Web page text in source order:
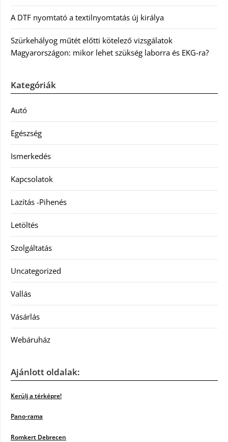
A DTF nyomtató a textilnyomtatás új királya
Szürkehályog műtét előtti kötelező vizsgálatok
Magyarországon: mikor lehet szükség laborra és EKG-ra?
Kategóriák
Autó
Egészség
Ismerkedés
Kapcsolatok
Lazítás -Pihenés
Letöltés
Szolgáltatás
Uncategorized
Vallás
Vásárlás
Webáruház
Ajánlott oldalak:
Kerülj a térképre!
Pano-rama
Romkert Debrecen